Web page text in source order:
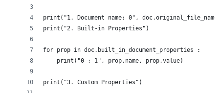
print("1. Document name: 0",
print("2. Built-in Properties")
for prop in doc.built_in_document_properties :
    print("0 : 1", prop.name, prop.value)
print("3. Custom Properties")